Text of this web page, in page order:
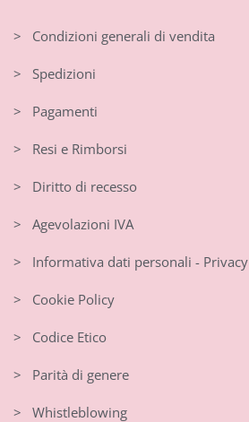
> Condizioni generali di vendita
> Spedizioni
> Pagamenti
> Resi e Rimborsi
> Diritto di recesso
> Agevolazioni IVA
> Informativa dati personali - Privacy
> Cookie Policy
> Codice Etico
> Parità di genere
> Whistleblowing